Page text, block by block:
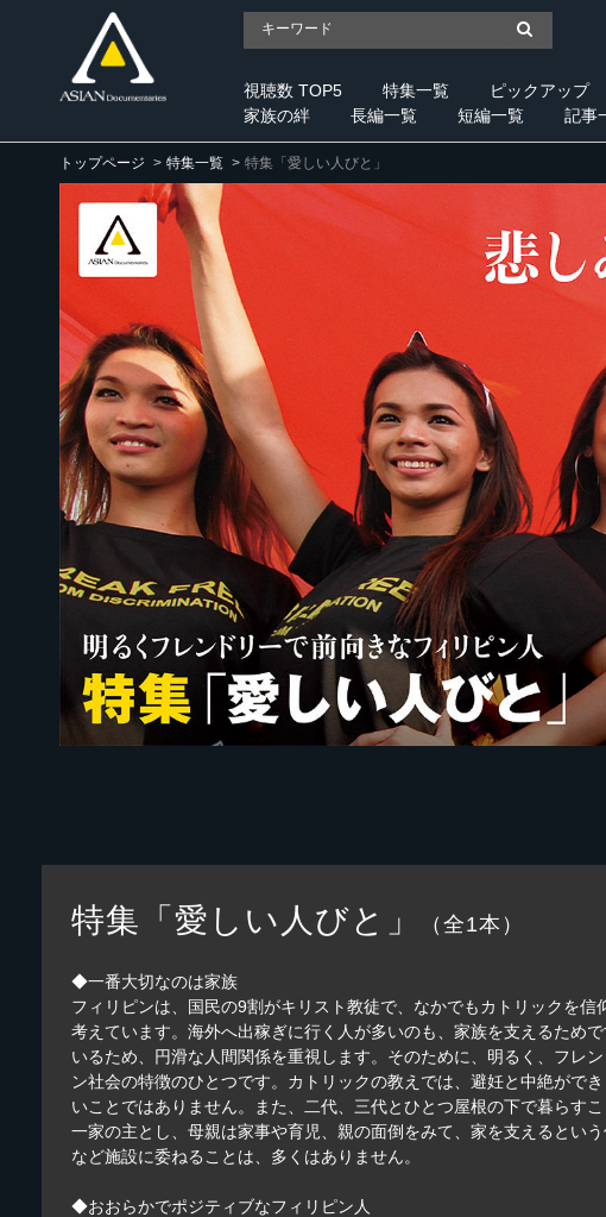
視聴数 TOP5 特集一覧 ピックアップ
家族の絆
長編一覧 短編一覧 記事
トップページ 特集一覧 特集「愛しい人びと」
特集「愛しい人びと」 （全1本）
◆一番大切なのは家族
フィリピンは、国民の9割がキリスト教徒で、なかでもカトリックを
考えています。海外へ出稼ぎに行く人が多いのも、家族を支えるため
いるため、円滑な人間関係を重視します。そのために、明るく、フレ
ン社会の特徴のひとつです。カトリックの教えでは、避妊と中絶がで
いことではありません。また、二代、三代とひとつ屋根の下で暮らす
一家の主とし、母親は家事や育児、親の面倒をみて、家を支えるとい
など施設に委ねることは、多くはありません。
◆おおらかでポジティブなフィリピン人